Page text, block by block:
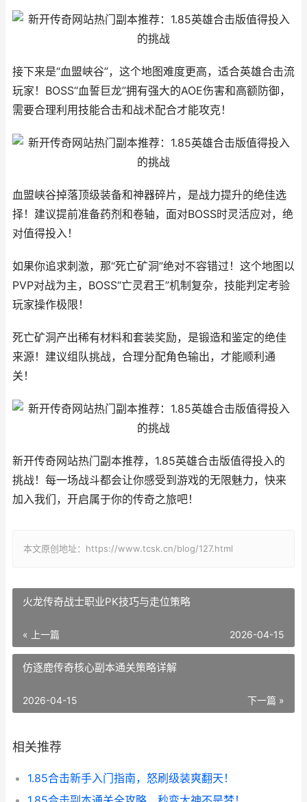
接下来是“血盟峡谷”，这个地图难度更高，适合英雄合击流
玩家！BOSS“血誓巨龙”拥有强大的AOE伤害和高额防御，
需要合理利用技能合击和战术配合才能攻克！
血盟峡谷掉落顶级装备和神器碎片，是战力提升的绝佳选
择！建议提前准备药剂和卷轴，面对BOSS时灵活应对，绝
对值得投入！
如果你追求刺激，那“死亡矿洞”绝对不容错过！这个地图以
PVP对战为主，BOSS“亡灵君王”机制复杂，技能判定考验
玩家操作极限！
死亡矿洞产出稀有材料和套装奖励，是锻造和鉴定的绝佳
来源！建议组队挑战，合理分配角色输出，才能顺利通
关！
新开传奇网站热门副本推荐，1.85英雄合击版值得投入的
挑战！每一场战斗都会让你感受到游戏的无限魅力，快来
加入我们，开启属于你的传奇之旅吧！
本文原创地址：https://www.tcsk.cn/blog/127.html
火龙传奇战士职业PK技巧与走位策略
« 上一篇 2026-04-15
仿逐鹿传奇核心副本通关策略详解
下一篇 »
2026-04-15
相关推荐
1.85合击新手入门指南，怒刷级装爽翻天！